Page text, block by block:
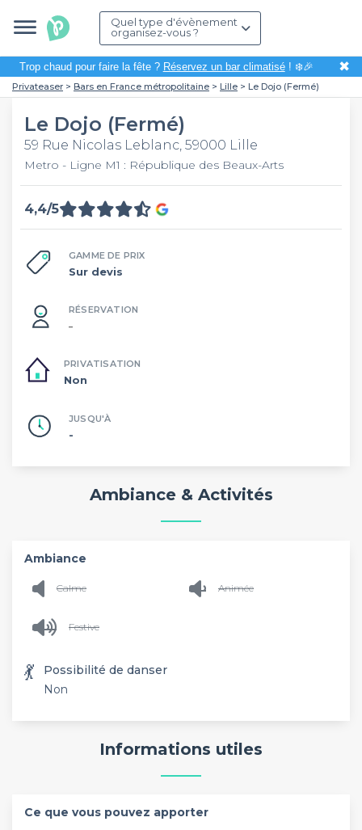
Quel type d'évènement
organisez-vous ?
Trop chaud pour faire la fête ? Réservez un bar climatisé! ❄️🎉 ✖
Privateaser Bars en France métropolitaine Lille Le Dojo (Fermé)
Le Dojo (Fermé)
59 Rue Nicolas Leblanc, 59000 Lille
Metro - Ligne M1 : République des Beaux-Arts
4,4/5
GAMME DE PRIX
Sur devis
RÉSERVATION
–
PRIVATISATION
Non
JUSQU'À
-
Ambiance & Activités
Ambiance
Calme Animée
Festive
💃
Possibilité de danser
Non
Informations utiles
Ce que vous pouvez apporter